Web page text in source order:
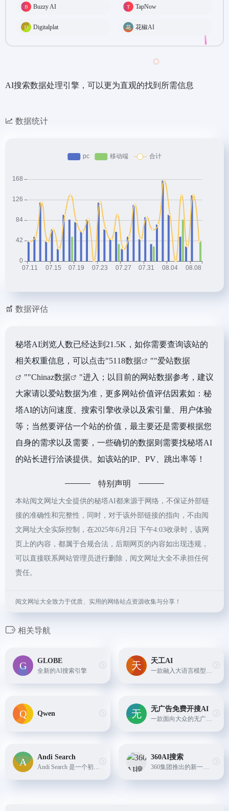
Buzzy AI TapNow
Digitalplat 花椒AI
AI搜索数据处理引擎，可以更为直观的找到所需信息
数据统计
数据评估
秘塔AI浏览人数已经达到21.5K，如你需要查询该站的
相关权重信息，可以点击"5118数据 ""爱站数据
""Chinaz数据
"进入；以目前的网站数据参考，建议
大家请以爱站数据为准，更多网站价值评估因素如：秘
塔AI的访问速度、搜索引擎收录以及索引量、用户体验
等；当然要评估一个站的价值，最主要还是需要根据您
自身的需求以及需要，一些确切的数据则需要找秘塔AI
的站长进行洽谈提供。如该站的IP、PV、跳出率等！
特别声明
本站阅文网址大全提供的秘塔AI都来源于网络，不保证外部链
接的准确性和完整性，同时，对于该外部链接的指向，不由阅
文网址大全实际控制，在2025年6月2日 下午4:03收录时，该网
页上的内容，都属于合规合法，后期网页的内容如出现违规，
可以直接联系网站管理员进行删除，阅文网址大全不承担任何
责任。
阅文网址大全致力于优质、实用的网络站点资源收集与分享！
相关导航
GLOBE
全新的AI搜索引擎
天工AI
一款融入大语言模型的AI搜索引擎
Qwen
无广告免费开搜AI
一款面向大众的无广告、直达答案的、AI专业语义搜索引擎。AI搜索工具，具有精准甄别、快速直达、即搜即得、智选推荐核心功能
Andi Search
Andi Search 是一个初创的 AI 搜索引擎，它提供了一种探索互联网和获取知识的更好方式。 使用Andi一段时间后，人们会感觉到确实有一种更好的方法来呈现信息。 很明显，Bing 和 Goo...
360AI搜索
360集团推出的新一代AI搜索引擎，通过语义理解、知识图谱等技术，可以准确理解用户的搜索意图，主动提问补全信息，从海量网页中深度提取相关内容，最终给出结构清晰、全面准确的答...